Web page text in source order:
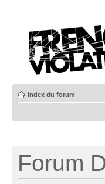
Index du forum
Forum